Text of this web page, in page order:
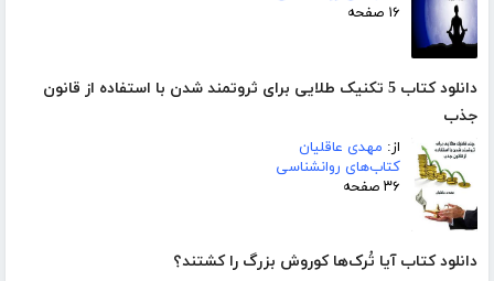
۱۶ صفحه
دانلود کتاب 5 تکنیک طلایی برای ثروتمند شدن با استفاده از قانون
جذب
از: مهدی عاقلیان
کتاب‌های روانشناسی
۳۶ صفحه
دانلود کتاب آیا تُرک‌ها کوروش بزرگ را کشتند؟